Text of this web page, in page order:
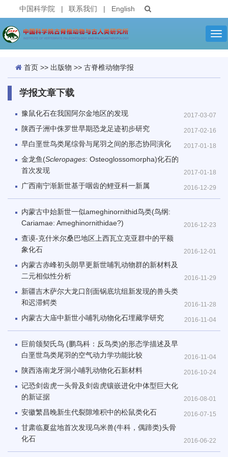
中国科学院 | 联系我们 | English
首页 >> 出版物 >> 古脊椎动物学报
学报文章下载
2017-03-07
豫鼠化石在我国阿尔金地区的发现
2017-02-16
陕西子洲中侏罗世早期恐龙足迹初步研究
2017-01-18
早白垩世鸟类尾综骨与尾羽之间的形态协同演化
2017-01-18
金龙鱼(Scleropages: Osteoglossomorpha)化石的
首次发现
2016-12-29
广西南宁渐新世基于咽齿的鲤亚科一新属
2016-12-23
内蒙古中始新世一似ameghinornithid鸟类(鸟纲:
Cariamae: Ameghinornithidae?)
2016-12-01
查谟-克什米尔桑巴地区上西瓦立克亚群中的平额
象化石
2016-11-29
内蒙古赤峰初头朗早更新世哺乳动物群的新材料及
二元相似性分析
2016-11-28
新疆吉木萨尔大龙口剖面锅底坑组新发现的兽头类
和迟滞鳄类
2016-11-04
内蒙古大庙中新世小哺乳动物化石埋藏学研究
2016-11-04
巨前颌契氏鸟 (鹏鸟科：反鸟类)的形态学描述及早
白垩世鸟类尾羽的空气动力学功能比较
2016-10-24
陕西洛南龙牙洞小哺乳动物化石新材料
2016-08-01
记恐剑齿虎一头骨及剑齿虎镶嵌进化中体型巨大化
的新证据
2016-07-15
安徽繁昌晚新生代裂隙堆积中的松鼠类化石
2016-06-22
甘肃临夏盆地首次发现乌米兽(牛科，偶蹄类)头骨
化石